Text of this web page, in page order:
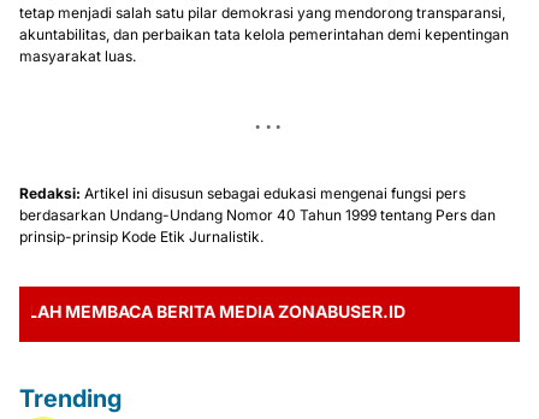
tetap menjadi salah satu pilar demokrasi yang mendorong transparansi,
akuntabilitas, dan perbaikan tata kelola pemerintahan demi kepentingan
masyarakat luas.
Redaksi: Artikel ini disusun sebagai edukasi mengenai fungsi pers
berdasarkan Undang-Undang Nomor 40 Tahun 1999 tentang Pers dan
prinsip-prinsip Kode Etik Jurnalistik.
MEMBACA BERITA MEDIA ZONABUSER.ID
Trending